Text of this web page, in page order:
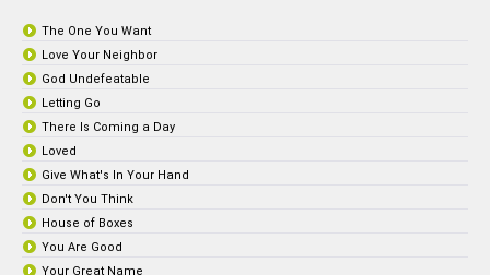
The One You Want
Love Your Neighbor
God Undefeatable
Letting Go
There Is Coming a Day
Loved
Give What's In Your Hand
Don't You Think
House of Boxes
You Are Good
Your Great Name